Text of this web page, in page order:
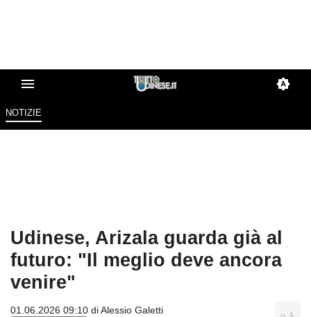
NOTIZIE
Udinese, Arizala guarda già al
futuro: "Il meglio deve ancora
venire"
01.06.2026 09:10 diAlessio Galetti